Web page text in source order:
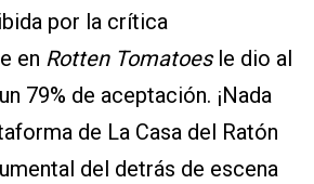
por la crítica
en Rotten Tomatoesle dio al
79% de aceptación. ¡Nada
de La Casa del Ratón
del detrás de escena